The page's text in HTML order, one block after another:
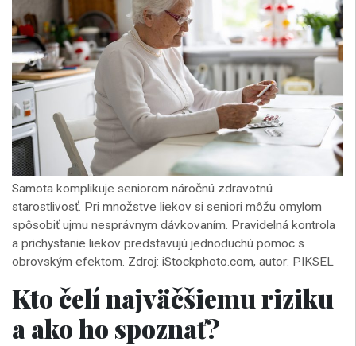
Samota komplikuje seniorom náročnú zdravotnú
starostlivosť. Pri množstve liekov si seniori môžu omylom
spôsobiť ujmu nesprávnym dávkovaním. Pravidelná kontrola
a prichystanie liekov predstavujú jednoduchú pomoc s
obrovským efektom. Zdroj: iStockphoto.com, autor: PIKSEL
Kto čelí najväčšiemu riziku
a ako ho spoznať?